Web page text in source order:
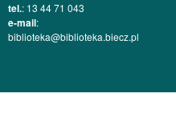
tel.: 13 44 71 043
e-mail:
biblioteka@biblioteka.biecz.pl